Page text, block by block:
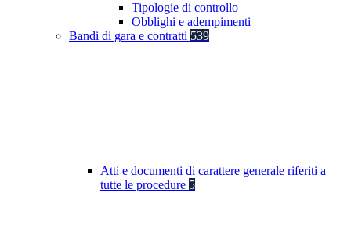
Tipologie di controllo
Obblighi e adempimenti
Bandi di gara e contratti 539
Atti e documenti di carattere generale riferiti a
tutte le procedure 5